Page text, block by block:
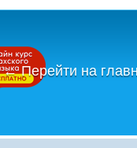
←Перейти на